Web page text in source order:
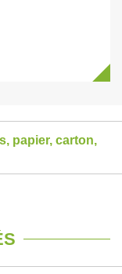
papier, carton,